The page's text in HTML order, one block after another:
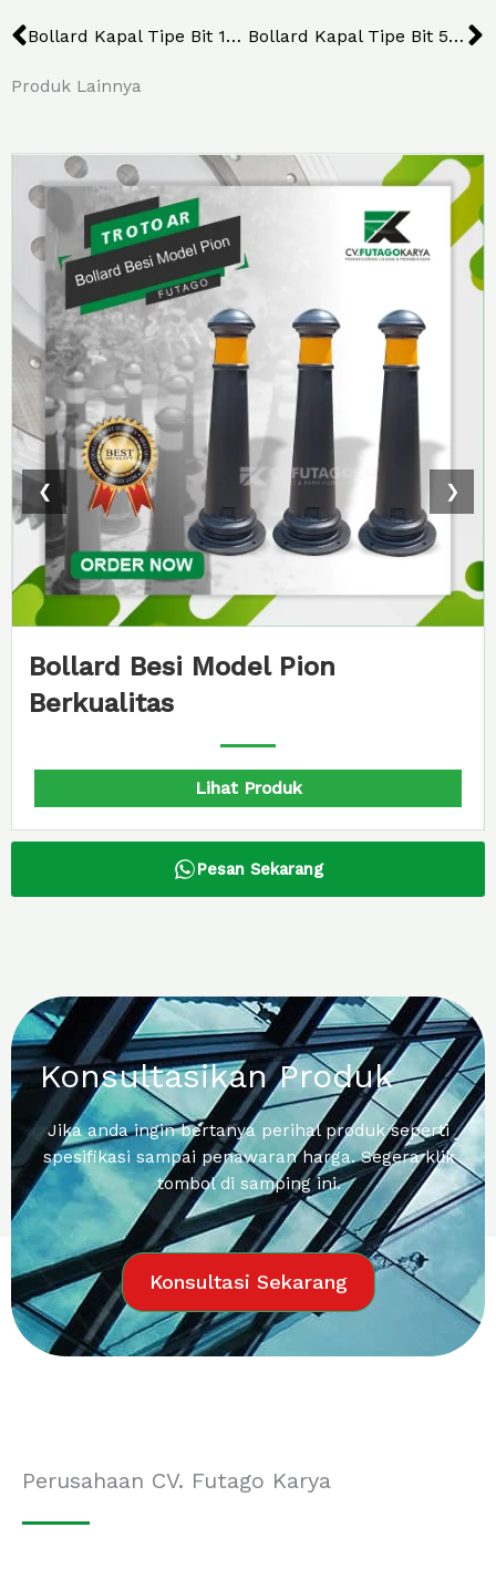
Prev Bollard Kapal Tipe Bit 10 Ton Bollard Kapal Tipe Bit 50 Ton
Produk Lainnya
❮ ❯
Bollard Besi Model Pion
Berkualitas
Lihat Produk
Pesan Sekarang
Konsultasikan Produk
Jika anda ingin bertanya perihal produk seperti
spesifikasi sampai penawaran harga. Segera klik
tombol di samping ini.
Konsultasi Sekarang
Perusahaan CV. Futago Karya